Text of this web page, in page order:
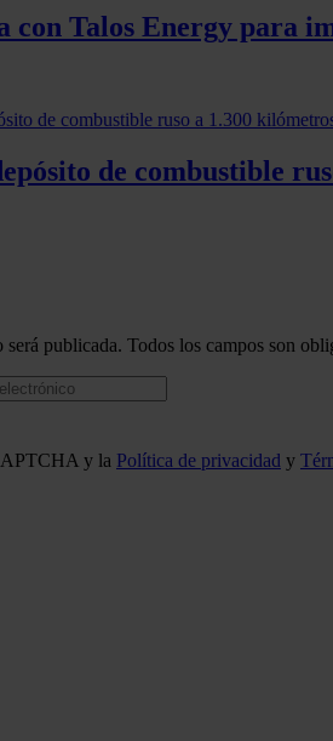
con Talos Energy para
de combustible
publicada. Todos los campos son
y la Política de privacidad y